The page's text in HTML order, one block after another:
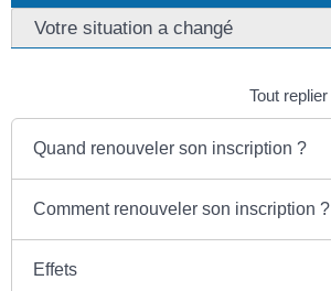
Votre situation a changé
Tout replier
Quand renouveler son inscription ?
Comment renouveler son inscription ?
Effets